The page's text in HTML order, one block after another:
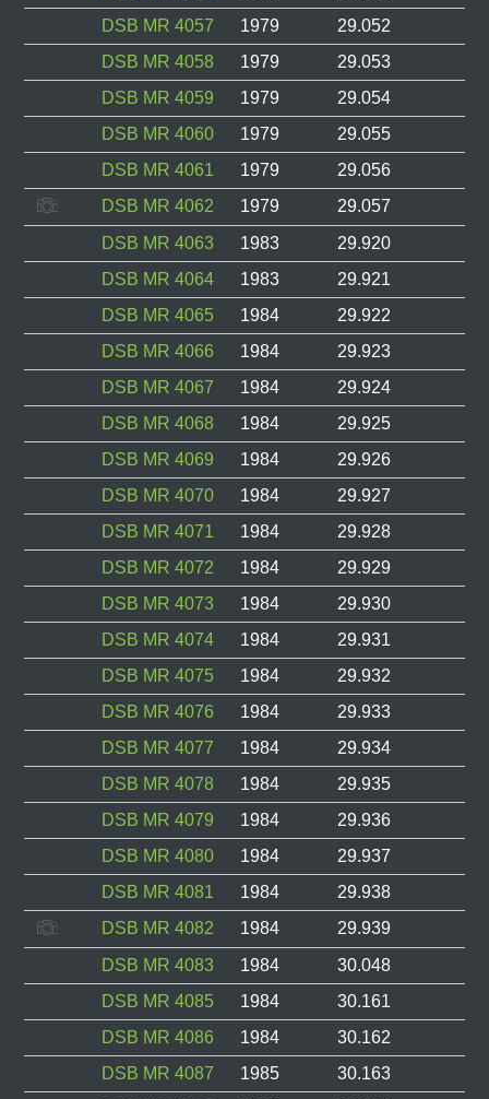
DSB MR 4057
1979
29.052
DSB MR 4058
1979
29.053
DSB MR 4059
1979
29.054
DSB MR 4060
1979
29.055
DSB MR 4061
1979
29.056
DSB MR 4062
1979
29.057
DSB MR 4063
1983
29.920
DSB MR 4064
1983
29.921
DSB MR 4065
1984
29.922
DSB MR 4066
1984
29.923
DSB MR 4067
1984
29.924
DSB MR 4068
1984
29.925
DSB MR 4069
1984
29.926
DSB MR 4070
1984
29.927
DSB MR 4071
1984
29.928
DSB MR 4072
1984
29.929
DSB MR 4073
1984
29.930
DSB MR 4074
1984
29.931
DSB MR 4075
1984
29.932
DSB MR 4076
1984
29.933
DSB MR 4077
1984
29.934
DSB MR 4078
1984
29.935
DSB MR 4079
1984
29.936
DSB MR 4080
1984
29.937
DSB MR 4081
1984
29.938
DSB MR 4082
1984
29.939
DSB MR 4083
1984
30.048
DSB MR 4085
1984
30.161
DSB MR 4086
1984
30.162
DSB MR 4087
1985
30.163